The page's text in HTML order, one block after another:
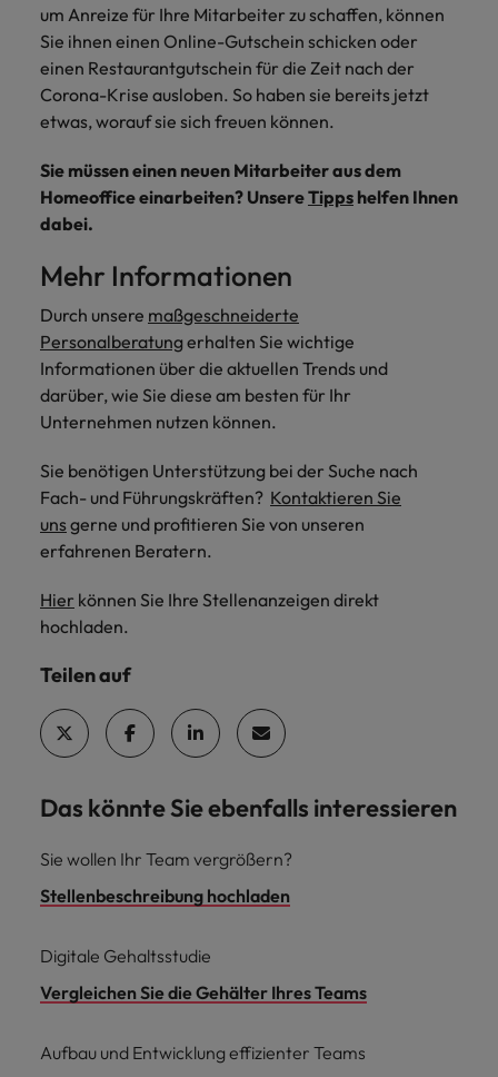
um Anreize für Ihre Mitarbeiter zu schaffen, können
Sie ihnen einen Online-Gutschein schicken oder
einen Restaurantgutschein für die Zeit nach der
Corona-Krise ausloben. So haben sie bereits jetzt
etwas, worauf sie sich freuen können.
Sie müssen einen neuen Mitarbeiter aus dem
Homeoffice einarbeiten? UnsereTipps helfen Ihnen
dabei.
Mehr Informationen
Durch unsere maßgeschneiderte
Personalberatung erhalten Sie wichtige
Informationen über die aktuellen Trends und
darüber, wie Sie diese am besten für Ihr
Unternehmen nutzen können.
Sie benötigen Unterstützung bei der Suche nach
Fach- und Führungskräften? Kontaktieren Sie
unsgerne und profitieren Sie von unseren
erfahrenen Beratern.
Hier können Sie Ihre Stellenanzeigen direkt
hochladen.
Teilen auf
Das könnte Sie ebenfalls interessieren
Sie wollen Ihr Team vergrößern?
Stellenbeschreibung hochladen
Digitale Gehaltsstudie
Vergleichen Sie die Gehälter Ihres Teams
Aufbau und Entwicklung effizienter Teams